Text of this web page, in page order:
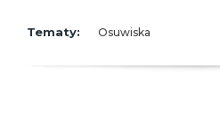
Tematy: Osuwiska